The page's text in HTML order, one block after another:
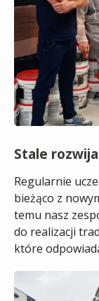
Stale
Regularnie
bieżąco z
temu nasz
do realizacji
które